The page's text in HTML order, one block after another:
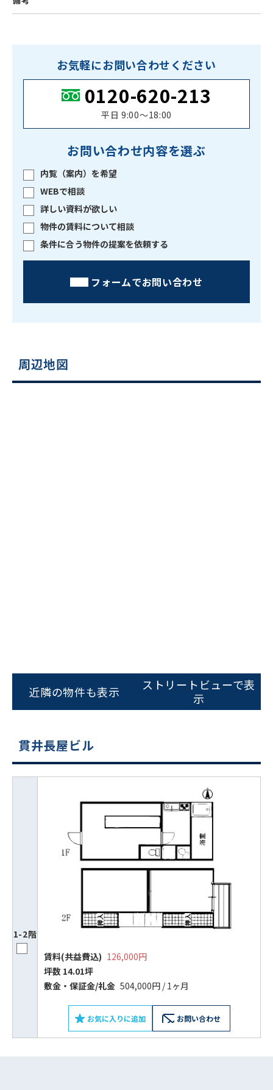
お気軽にお問い合わせください
0120-620-213
平日 9:00〜18:00
お問い合わせ内容を選ぶ
内覧（案内）を希望
WEBで相談
詳しい資料が欲しい
物件の賃料について相談
条件に合う物件の提案を依頼する
フォームでお問い合わせ
周辺地図
近隣の物件も表示
ストリートビューで表
示
貫井長屋ビル
1-2階
賃料(共益費込) 126,000円
坪数 14.01坪
敷⾦‧保証⾦/礼⾦ 504,000円 / 1ヶ月
お気に入りに追加 お問い合わせ
ビルコード：172272
をお伝えいただくと
スムーズにご案内できます